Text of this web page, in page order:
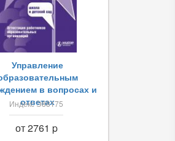
Управление
в вопросах и
ответах
Индекс Э88175
от 2761 p